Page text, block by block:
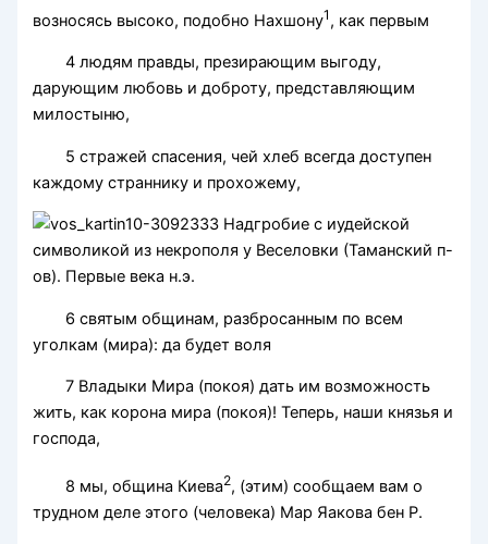
возносясь высоко, подобно Нахшону1 , как первым
4 людям правды, презирающим выгоду,
дарующим любовь и доброту, представляющим
милостыню,
5 стражей спасения, чей хлеб всегда доступен
каждому страннику и прохожему,
Надгробие с иудейской
символикой из некрополя у Веселовки (Таманский п-
ов). Первые века н.э.
6 святым общинам, разбросанным по всем
уголкам (мира): да будет воля
7 Владыки Мира (покоя) дать им возможность
жить, как корона мира (покоя)! Теперь, наши князья и
господа,
8 мы, община Киева2, (этим) сообщаем вам о
трудном деле этого (человека) Map Яакова бен Р.